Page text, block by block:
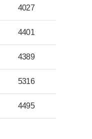
4027
4401
4389
5316
4495